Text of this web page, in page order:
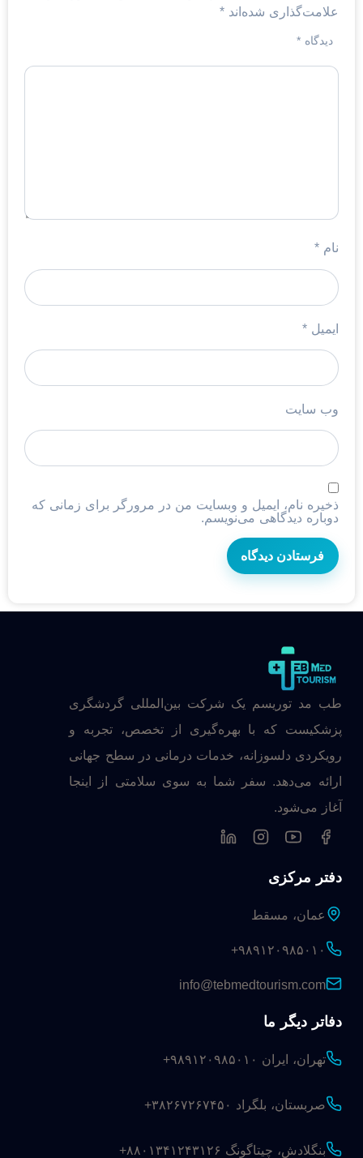
علامت‌گذاری شده‌اند *
دیدگاه *
نام *
ایمیل *
وب‌ سایت
ذخیره نام، ایمیل و وبسایت من در مرورگر برای زمانی که
دوباره دیدگاهی می‌نویسم.
طب مد توریسم یک شرکت بین‌المللی گردشگری
پزشکیست که با بهره‌گیری از تخصص، تجربه و
رویکردی دلسوزانه، خدمات درمانی در سطح جهانی
ارائه می‌دهد. سفر شما به سوی سلامتی از اینجا
آغاز می‌شود.
دفتر مرکزی
عمان، مسقط
+۹۸۹۱۲۰۹۸۵۰۱۰
info@tebmedtourism.com
دفاتر دیگر ما
تهران، ایران +۹۸۹۱۲۰۹۸۵۰۱۰
صربستان، بلگراد +۳۸۲۶۷۲۶۷۴۵۰
بنگلادش، چیتاگونگ +۸۸۰۱۳۴۱۲۴۳۱۲۶